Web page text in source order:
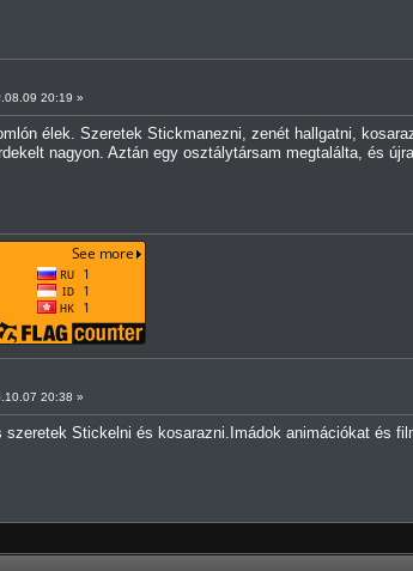
20:19 »
élek. Szeretek Stickmanezni, zenét hallgatni,
nagyon. Aztán egy osztálytársam megtalálta, és
20:38 »
Stickelni és kosarazni.Imádok animációkat és